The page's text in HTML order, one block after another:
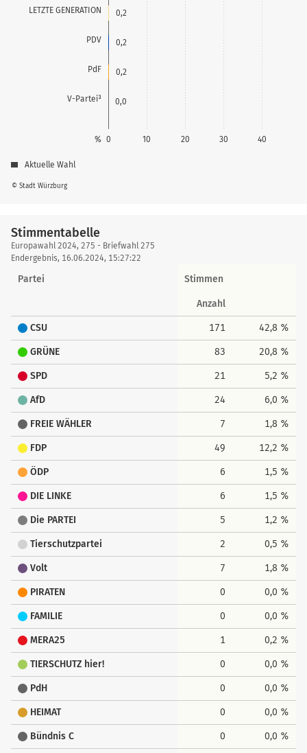
LETZTE GENERATION
PDV
PdF
V-Partei³
0 10 20 30 40
%
0,2
0,2
0,2
0,0
© Stadt Würzburg
Aktuelle Wahl
Stimmentabelle
Stimmentabelle
Europawahl 2024, 275 - Briefwahl 275
Endergebnis, 16.06.2024, 15:27:22
Partei Stimmen
Anzahl
CSU 171 42,8 %
GRÜNE 83 20,8 %
SPD 21 5,2 %
AfD 24 6,0 %
FREIE WÄHLER 7 1,8 %
FDP 49 12,2 %
ÖDP 6 1,5 %
DIE LINKE 6 1,5 %
Die PARTEI 5 1,2 %
Tierschutzpartei 2 0,5 %
Volt 7 1,8 %
PIRATEN 0 0,0 %
FAMILIE 0 0,0 %
MERA25 1 0,2 %
TIERSCHUTZ hier! 0 0,0 %
PdH 0 0,0 %
HEIMAT 0 0,0 %
Bündnis C 0 0,0 %